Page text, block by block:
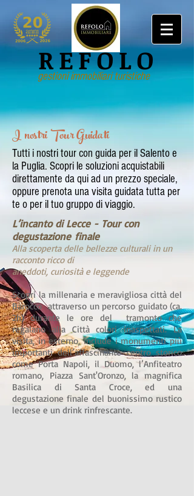
REFOLO
gestioni immobiliari turistiche
I nostri Tour Guidati
Tutti i nostri tour con guida per il Salento e
la Puglia. Scopri le soluzioni acquistabili
direttamente da qui ad un prezzo speciale,
oppure prenota una visita guidata tutta per
te o per il tuo gruppo di viaggio.
L’incanto di Lecce - Tour con
degustazione finale
Alla scoperta delle bellezze culturali in un
racconto ricco di
aneddoti, curiosità e leggende
Scopri la millenaria e meravigliosa città del
Barocco attraverso un percorso guidato (ca.
2h) durante le ore del tramonto che
regalano alla Città colori inaspettati. La
visita, in esterno, include i monumenti più
importanti dell’affascinante centro storico
come Porta Napoli, il Duomo, l’Anfiteatro
romano, Piazza Sant'Oronzo, la magnifica
Basilica di Santa Croce, ed una
degustazione finale del buonissimo rustico
leccese e un drink rinfrescante.